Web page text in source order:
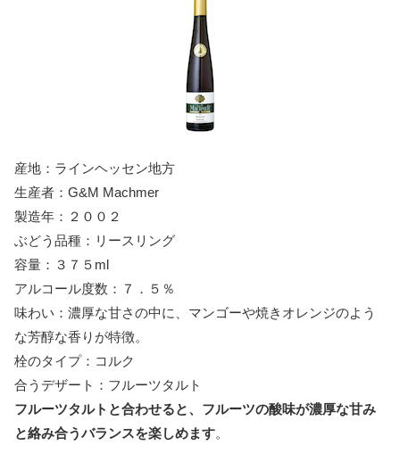
産地：ラインヘッセン地方
生産者：G&M Machmer
製造年：２００２
ぶどう品種：リースリング
容量：３７５ml
アルコール度数：７．５％
味わい：濃厚な甘さの中に、マンゴーや焼きオレンジのよう
な芳醇な香りが特徴。
栓のタイプ：コルク
合うデザート：フルーツタルト
フルーツタルトと合わせると、フルーツの酸味が濃厚な甘み
と絡み合うバランスを楽しめます。